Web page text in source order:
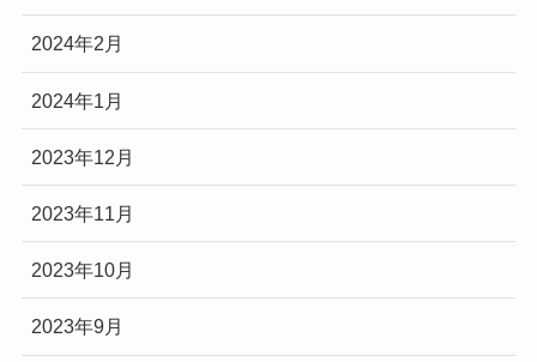
2024年2月
2024年1月
2023年12月
2023年11月
2023年10月
2023年9月